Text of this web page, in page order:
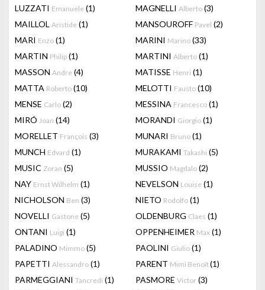
LUZZATI Emanuele (1) MAGNELLI Alberto (3)
MAILLOL Aristide (1) MANSOUROFF Pavel (2)
MARI Enzo (1) MARINI Marino (33)
MARTIN Philip (1) MARTINI Alberto (1)
MASSON Andre (4) MATISSE Henri (1)
MATTA Roberto (10) MELOTTI Fausto (10)
MENSE Carlo (2) MESSINA Francesco (1)
MIRÓ Joan (14) MORANDI Giorgio (1)
MORELLET François (3) MUNARI Bruno (1)
MUNCH Edvard (1) MURAKAMI Takashi (5)
MUSIC Zoran (5) MUSSIO Magdalo (2)
NAY Ernst Wilhelm (1) NEVELSON Louise (1)
NICHOLSON Ben (3) NIETO Rodolfo (1)
NOVELLI Gastone (5) OLDENBURG Claes (1)
ONTANI Luigi (1) OPPENHEIMER Max (1)
PALADINO Mimmo (5) PAOLINI Giulio (1)
PAPETTI Alessandro (1) PARENT Mimi Benoît(1)
PARMEGGIANI Tancredi (1) PASMORE Victor (3)